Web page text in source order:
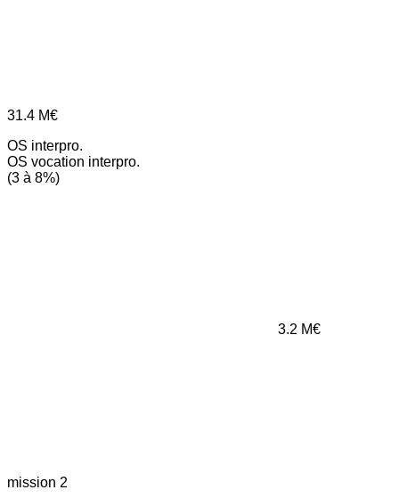
31.4 M€
OS interpro.
OS vocation interpro.
(3 à 8%)
3.2 M€
mission 2